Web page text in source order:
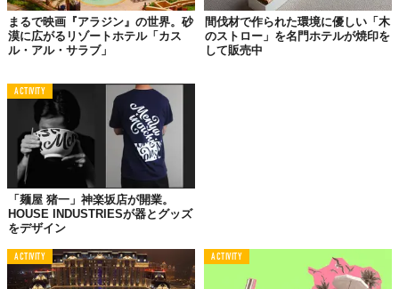
夜に窓から見える景色も神秘的。
まるで映画『アラジン』の世界。砂
漠に広がるリゾートホテル「カス
ル・アル・サラブ」
間伐材で作られた環境に優しい「木
のストロー」を名門ホテルが焼印を
して販売中
ACTIVITY
「麺屋 猪一」神楽坂店が開業。
HOUSE INDUSTRIESが器とグッズ
をデザイン
ACTIVITY ACTIVITY